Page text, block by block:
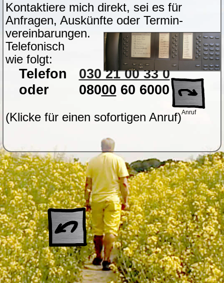
Anruf
Kontaktiere mich direkt, sei es für
Anfragen, Auskünfte oder Termin-
vereinbarungen.
Telefonisch
wie folgt:
Telefon
030 21 00 33 0
oder
08000 60 6000
(Klicke für einen sofortigen Anruf)